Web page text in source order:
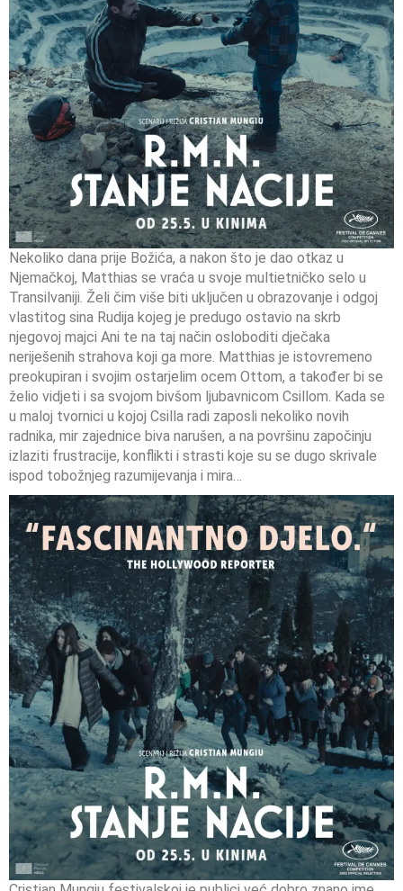
Nekoliko dana prije Božića, a nakon što je dao otkaz u
Njemačkoj, Matthias se vraća u svoje multietničko selo u
Transilvaniji. Želi čim više biti uključen u obrazovanje i odgoj
vlastitog sina Rudija kojeg je predugo ostavio na skrb
njegovoj majci Ani te na taj način osloboditi dječaka
neriješenih strahova koji ga more. Matthias je istovremeno
preokupiran i svojim ostarjelim ocem Ottom, a također bi se
želio vidjeti i sa svojom bivšom ljubavnicom Csillom. Kada se
u maloj tvornici u kojoj Csilla radi zaposli nekoliko novih
radnika, mir zajednice biva narušen, a na površinu započinju
izlaziti frustracije, konflikti i strasti koje su se dugo skrivale
ispod tobožnjeg razumijevanja i mira…